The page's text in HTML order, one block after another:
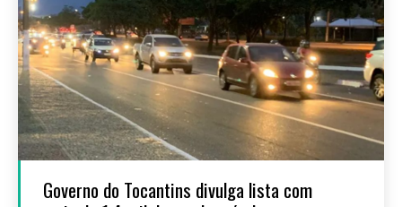
Governo do Tocantins divulga lista com